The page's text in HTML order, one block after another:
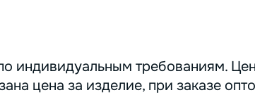
индивидуальным требованиям.
цена за изделие, при заказе